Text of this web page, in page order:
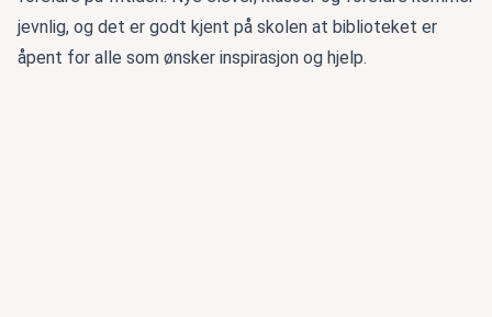
jevnlig, og det er godt kjent på skolen at biblioteket er
åpent for alle som ønsker inspirasjon og hjelp.